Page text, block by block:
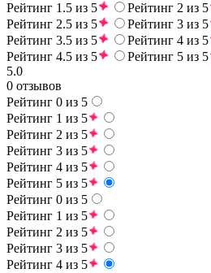
Рейтинг 1.5 из 5
Рейтинг 2 из 5
Рейтинг 2.5 из 5
Рейтинг 3 из 5
Рейтинг 3.5 из 5
Рейтинг 4 из 5
Рейтинг 4.5 из 5
Рейтинг 5 из 5
5.0
0 отзывов
Рейтинг 0 из 5
Рейтинг 1 из 5
Рейтинг 2 из 5
Рейтинг 3 из 5
Рейтинг 4 из 5
Рейтинг 5 из 5
Рейтинг 0 из 5
Рейтинг 1 из 5
Рейтинг 2 из 5
Рейтинг 3 из 5
Рейтинг 4 из 5